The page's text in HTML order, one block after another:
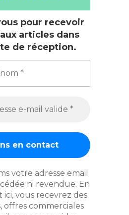
pour recevoir
articles dans
de réception.
votre adresse email
cédée ni revendue. En
ici, vous recevrez des
offres commerciales